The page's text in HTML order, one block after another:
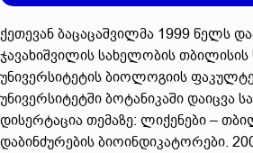
ქეთევან ბაცაცაშვილმა 1999 წელს
ჯავახიშვილის სახელობის
უნივერსიტეტის ბიოლოგიის
უნივერსიტეტში ბოტანიკაში დაიცვა
დისერტაცია თემაზე: ლიქენები –
დაბინძურების ბიოინდიკატორები.